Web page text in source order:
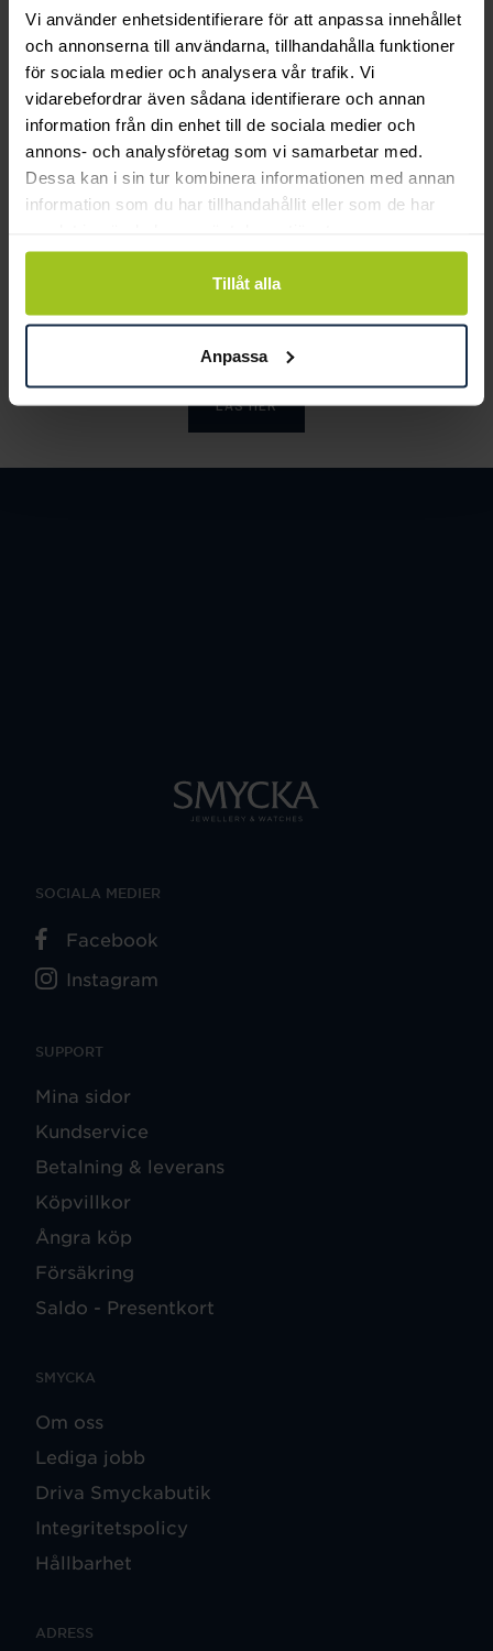
Vi använder enhetsidentifierare för att anpassa innehållet
och annonserna till användarna, tillhandahålla funktioner
för sociala medier och analysera vår trafik. Vi
vidarebefordrar även sådana identifierare och annan
information från din enhet till de sociala medier och
annons- och analysföretag som vi samarbetar med.
Dessa kan i sin tur kombinera informationen med annan
information som du har tillhandahållit eller som de har
Tillåt alla
Anpassa
Caroline Svedbom
Mini Drop Bracelet /
Chrysolite
Pris:895 kr
895 kr
Lily and Rose
Emily pearl bracelet -
Ivory
Pris:349 kr
349 kr
samhälle och värnar om miljö, resurser
och människor.
LÄS MER
SUPPORT
Mina sidor
Kundservice
Betalning & leverans
Köpvillkor
Ångra köp
Försäkring
Saldo - Presentkort
SMYCKA
Om oss
Lediga jobb
Driva Smyckabutik
Integritetspolicy
Hållbarhet
ADRESS
SOCIALA MEDIER
Facebook
Instagram